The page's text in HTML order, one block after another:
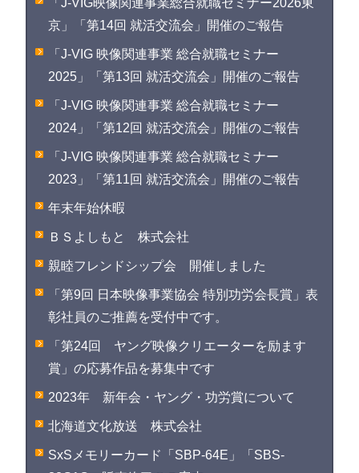
「J-VIG映像関連事業総合就職セミナー2026東
京」「第14回 就活交流会」開催のご報告
「J-VIG 映像関連事業 総合就職セミナー
2025」「第13回 就活交流会」開催のご報告
「J-VIG 映像関連事業 総合就職セミナー
2024」「第12回 就活交流会」開催のご報告
「J-VIG 映像関連事業 総合就職セミナー
2023」「第11回 就活交流会」開催のご報告
年末年始休暇
ＢＳよしもと 株式会社
親睦フレンドシップ会 開催しました
「第9回 日本映像事業協会 特別功労会長賞」表
彰社員のご推薦を受付中です。
「第24回 ヤング映像クリエーターを励ます
賞」の応募作品を募集中です
2023年 新年会・ヤング・功労賞について
北海道文化放送 株式会社
SxSメモリーカード「SBP-64E」「SBS-